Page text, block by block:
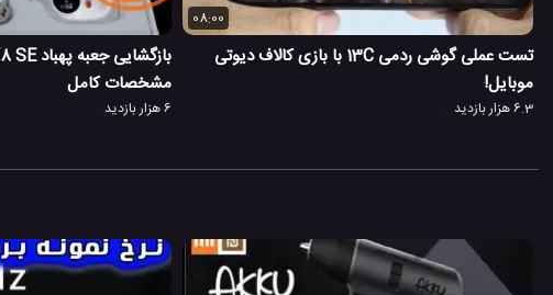
08:00
تست عملی گوشی ردمی 13C با بازی کالاف دیوتی
موبایل!
6.3 هزار بازدید
مشخصات کامل
6 هزار بازدید